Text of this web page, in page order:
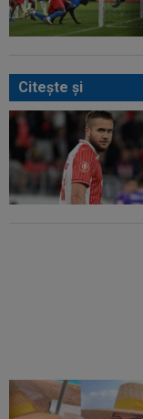
Citeşte şi